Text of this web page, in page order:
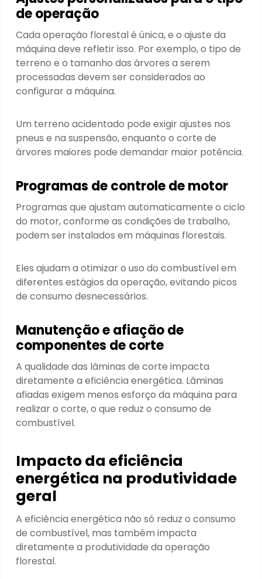
de operação
Cada operação florestal é única, e o ajuste da
máquina deve refletir isso. Por exemplo, o tipo de
terreno e o tamanho das árvores a serem
processadas devem ser considerados ao
configurar a máquina.
Um terreno acidentado pode exigir ajustes nos
pneus e na suspensão, enquanto o corte de
árvores maiores pode demandar maior potência.
Programas de controle de motor
Programas que ajustam automaticamente o ciclo
do motor, conforme as condições de trabalho,
podem ser instalados em máquinas florestais.
Eles ajudam a otimizar o uso do combustível em
diferentes estágios da operação, evitando picos
de consumo desnecessários.
Manutenção e afiação de
componentes de corte
A qualidade das lâminas de corte impacta
diretamente a eficiência energética. Lâminas
afiadas exigem menos esforço da máquina para
realizar o corte, o que reduz o consumo de
combustível.
Impacto da eficiência
energética na produtividade
geral
A eficiência energética não só reduz o consumo
de combustível, mas também impacta
diretamente a produtividade da operação
florestal.